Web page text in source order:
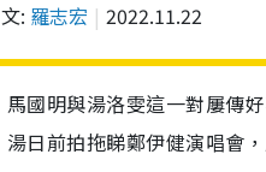
文: 羅志宏 2022.11.22
馬國明與湯洛雯這一對屢傳
湯日前拍拖睇鄭伊健演唱會